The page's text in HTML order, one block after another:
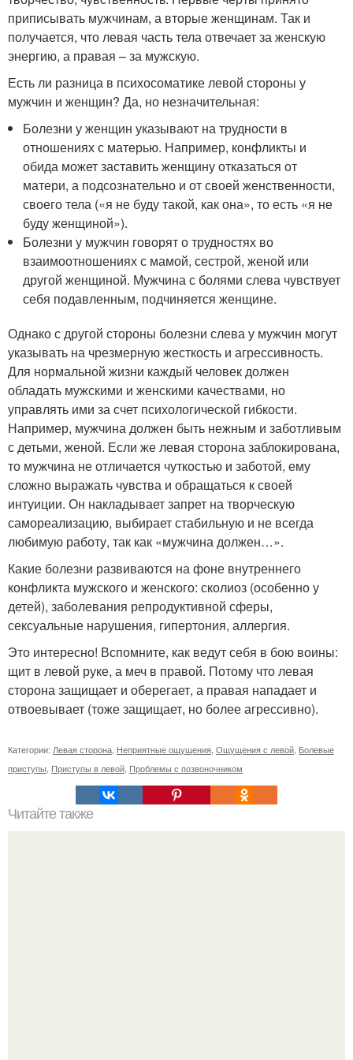
приписывать мужчинам, а вторые женщинам. Так и
получается, что левая часть тела отвечает за женскую
энергию, а правая – за мужскую.
Есть ли разница в психосоматике левой стороны у
мужчин и женщин? Да, но незначительная:
Болезни у женщин указывают на трудности в
отношениях с матерью. Например, конфликты и
обида может заставить женщину отказаться от
матери, а подсознательно и от своей женственности,
своего тела («я не буду такой, как она», то есть «я не
буду женщиной»).
Болезни у мужчин говорят о трудностях во
взаимоотношениях с мамой, сестрой, женой или
другой женщиной. Мужчина с болями слева чувствует
себя подавленным, подчиняется женщине.
Однако с другой стороны болезни слева у мужчин могут
указывать на чрезмерную жесткость и агрессивность.
Для нормальной жизни каждый человек должен
обладать мужскими и женскими качествами, но
управлять ими за счет психологической гибкости.
Например, мужчина должен быть нежным и заботливым
с детьми, женой. Если же левая сторона заблокирована,
то мужчина не отличается чуткостью и заботой, ему
сложно выражать чувства и обращаться к своей
интуиции. Он накладывает запрет на творческую
самореализацию, выбирает стабильную и не всегда
любимую работу, так как «мужчина должен…».
Какие болезни развиваются на фоне внутреннего
конфликта мужского и женского: сколиоз (особенно у
детей), заболевания репродуктивной сферы,
сексуальные нарушения, гипертония, аллергия.
Это интересно! Вспомните, как ведут себя в бою воины:
щит в левой руке, а меч в правой. Потому что левая
сторона защищает и оберегает, а правая нападает и
отвоевывает (тоже защищает, но более агрессивно).
Категории: Левая сторона, Неприятные ощущения, Ощущения с левой, Болевые
приступы, Приступы в левой, Проблемы с позвоночником
Читайте также